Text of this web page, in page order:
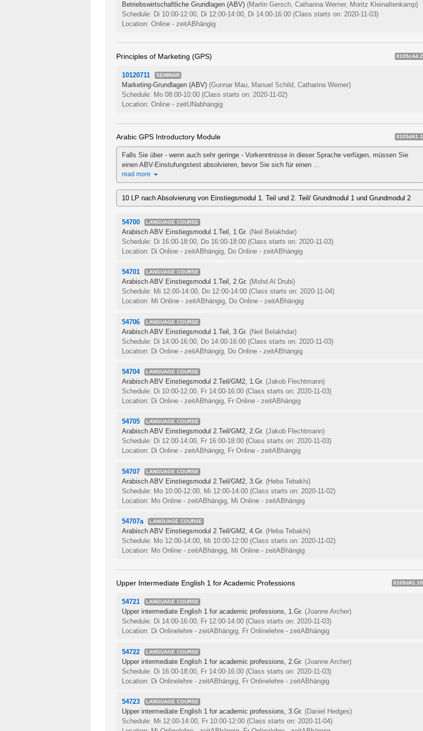
Betriebswirtschaftliche Grundlagen (ABV) (Martin Gersch, Catharina Werner, Moritz Kleinaltenkamp)
Schedule: Di 10:00-12:00, Di 12:00-14:00, Di 14:00-16:00 (Class starts on: 2020-11-03)
Location: Online - zeitABhängig
Principles of Marketing (GPS) 0105cA4.2
10120711 SEMINAR
Marketing-Grundlagen (ABV) (Gunnar Mau, Manuel Schild, Catharina Werner)
Schedule: Mo 08:00-10:00 (Class starts on: 2020-11-02)
Location: Online - zeitUNabhängig
Arabic GPS Introductory Module 0105dA1.1
Falls Sie über - wenn auch sehr geringe - Vorkenntnisse in dieser Sprache verfügen, müssen Sie
einen ABV-Einstufungstest absolvieren, bevor Sie sich für einen ...
read more
10 LP nach Absolvierung von Einstiegsmodul 1. Teil und 2. Teil/ Grundmodul 1 und Grundmodul 2
54700 LANGUAGE COURSE
Arabisch ABV Einstiegsmodul 1.Teil, 1.Gr. (Neil Belakhdar)
Schedule: Di 16:00-18:00, Do 16:00-18:00 (Class starts on: 2020-11-03)
Location: Di Online - zeitABhängig, Do Online - zeitABhängig
54701 LANGUAGE COURSE
Arabisch ABV Einstiegsmodul 1.Teil, 2.Gr. (Mohd Al Drubi)
Schedule: Mi 12:00-14:00, Do 12:00-14:00 (Class starts on: 2020-11-04)
Location: Mi Online - zeitABhängig, Do Online - zeitABhängig
54706 LANGUAGE COURSE
Arabisch ABV Einstiegsmodul 1.Teil, 3.Gr. (Neil Belakhdar)
Schedule: Di 14:00-16:00, Do 14:00-16:00 (Class starts on: 2020-11-03)
Location: Di Online - zeitABhängig, Do Online - zeitABhängig
54704 LANGUAGE COURSE
Arabisch ABV Einstiegsmodul 2.Teil/GM2, 1.Gr. (Jakob Flechtmann)
Schedule: Di 10:00-12:00, Fr 14:00-16:00 (Class starts on: 2020-11-03)
Location: Di Online - zeitABhängig, Fr Online - zeitABhängig
54705 LANGUAGE COURSE
Arabisch ABV Einstiegsmodul 2.Teil/GM2, 2.Gr. (Jakob Flechtmann)
Schedule: Di 12:00-14:00, Fr 16:00-18:00 (Class starts on: 2020-11-03)
Location: Di Online - zeitABhängig, Fr Online - zeitABhängig
54707 LANGUAGE COURSE
Arabisch ABV Einstiegsmodul 2.Teil/GM2, 3.Gr. (Heba Tebakhi)
Schedule: Mo 10:00-12:00, Mi 12:00-14:00 (Class starts on: 2020-11-02)
Location: Mo Online - zeitABhängig, Mi Online - zeitABhängig
54707a LANGUAGE COURSE
Arabisch ABV Einstiegsmodul 2.Teil/GM2, 4.Gr. (Heba Tebakhi)
Schedule: Mo 12:00-14:00, Mi 10:00-12:00 (Class starts on: 2020-11-02)
Location: Mo Online - zeitABhängig, Mi Online - zeitABhängig
Upper Intermediate English 1 for Academic Professions 0105dA1.10
54721 LANGUAGE COURSE
Upper intermediate English 1 for academic professions, 1.Gr. (Joanne Archer)
Schedule: Di 14:00-16:00, Fr 12:00-14:00 (Class starts on: 2020-11-03)
Location: Di Onlinelehre - zeitABhängig, Fr Onlinelehre - zeitABhängig
54722 LANGUAGE COURSE
Upper intermediate English 1 for academic professions, 2.Gr. (Joanne Archer)
Schedule: Di 16:00-18:00, Fr 14:00-16:00 (Class starts on: 2020-11-03)
Location: Di Onlinelehre - zeitABhängig, Fr Onlinelehre - zeitABhängig
54723 LANGUAGE COURSE
Upper intermediate English 1 for academic professions, 3.Gr. (Daniel Hedges)
Schedule: Mi 12:00-14:00, Fr 10:00-12:00 (Class starts on: 2020-11-04)